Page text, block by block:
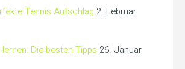
Tennis Aufschlag 2. Februar
Die besten Tipps 26. Januar